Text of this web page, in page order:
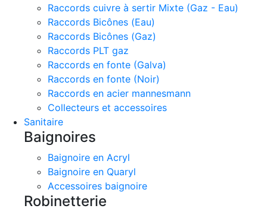
Raccords cuivre à sertir Mixte (Gaz - Eau)
Raccords Bicônes (Eau)
Raccords Bicônes (Gaz)
Raccords PLT gaz
Raccords en fonte (Galva)
Raccords en fonte (Noir)
Raccords en acier mannesmann
Collecteurs et accessoires
Sanitaire
Baignoires
Baignoire en Acryl
Baignoire en Quaryl
Accessoires baignoire
Robinetterie